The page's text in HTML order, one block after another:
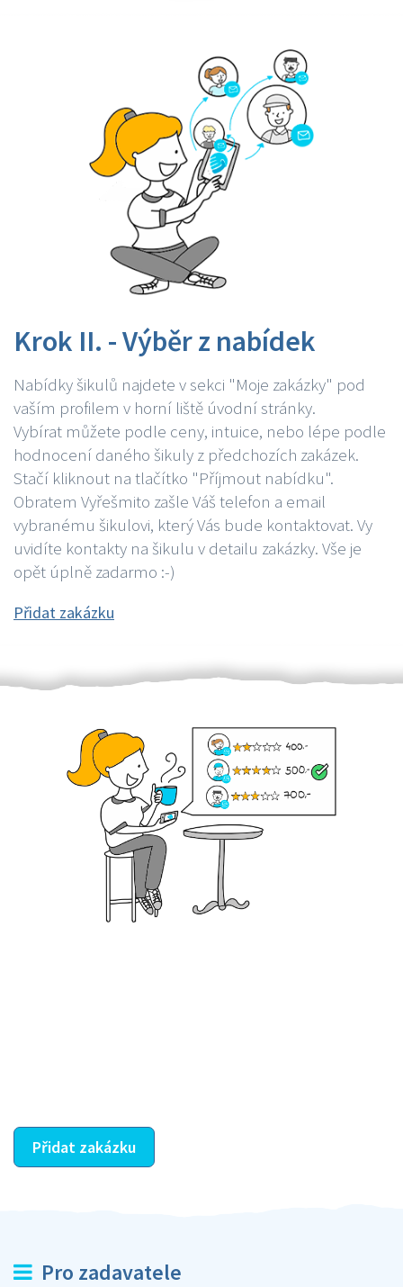
Krok II. - Výběr z nabídek
Nabídky šikulů najdete v sekci "Moje zakázky" pod
vaším profilem v horní liště úvodní stránky.
Vybírat můžete podle ceny, intuice, nebo lépe podle
hodnocení daného šikuly z předchozích zakázek.
Stačí kliknout na tlačítko "Příjmout nabídku".
Obratem Vyřešmito zašle Váš telefon a email
vybranému šikulovi, který Vás bude kontaktovat. Vy
uvidíte kontakty na šikulu v detailu zakázky. Vše je
opět úplně zadarmo :-)
Přidat zakázku
Přidat zakázku
Pro zadavatele